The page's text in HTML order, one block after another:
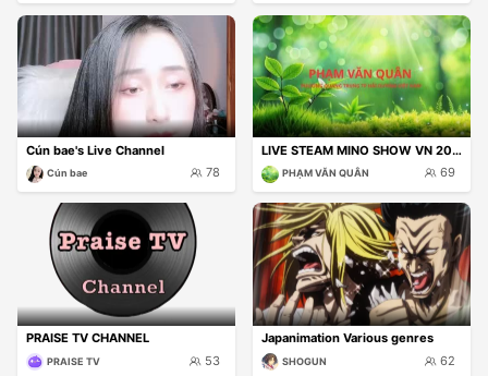
Cún bae's Live Channel
Cún bae 78
LIVE STEAM MINO SHOW VN 2026
PHẠM VĂN QUÂN 69
PRAISE TV CHANNEL
PRAISE TV 53
Japanimation Various genres
SHOGUN 62